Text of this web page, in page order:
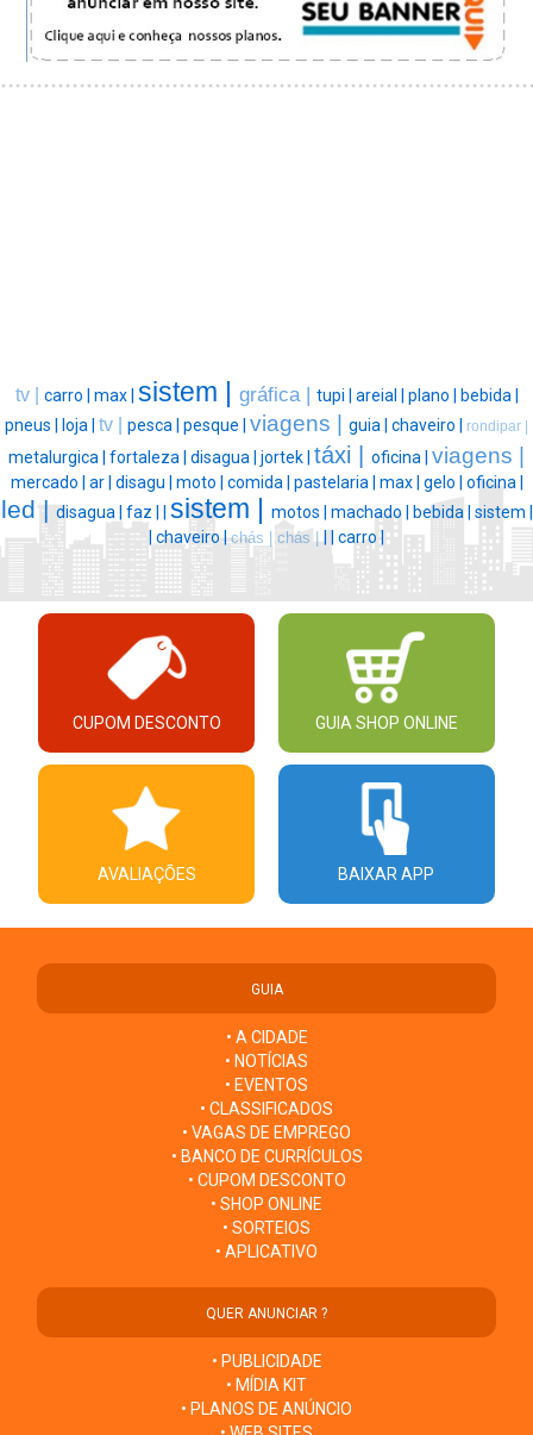
tv | carro | max | sistem | gráfica | tupi | areial | plano | bebida |
pneus | loja | tv | pesca | pesque | viagens | guia | chaveiro | rondipar |
metalurgica | fortaleza | disagua | jortek | táxi | oficina | viagens |
mercado | ar | disagu | moto | comida | pastelaria | max | gelo | oficina |
led |disagua | faz | | sistem | motos | machado | bebida | sistem |
| chaveiro |chás | chás | || carro |
CUPOM DESCONTO GUIA SHOP ONLINE
AVALIAÇÕES BAIXAR APP
GUIA
• A CIDADE
• NOTÍCIAS
• EVENTOS
• CLASSIFICADOS
• VAGAS DE EMPREGO
• BANCO DE CURRÍCULOS
• CUPOM DESCONTO
• SHOP ONLINE
• SORTEIOS
• APLICATIVO
QUER ANUNCIAR ?
• PUBLICIDADE
• MÍDIA KIT
• PLANOS DE ANÚNCIO